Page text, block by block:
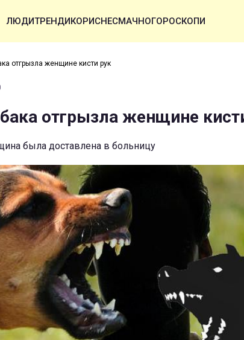
ЛЮДИТРЕНДИКОРИСНЕСМАЧНОГОРОСКОПИ
отгрызла женщине кисти рук
отгрызла женщине
была доставлена в больницу